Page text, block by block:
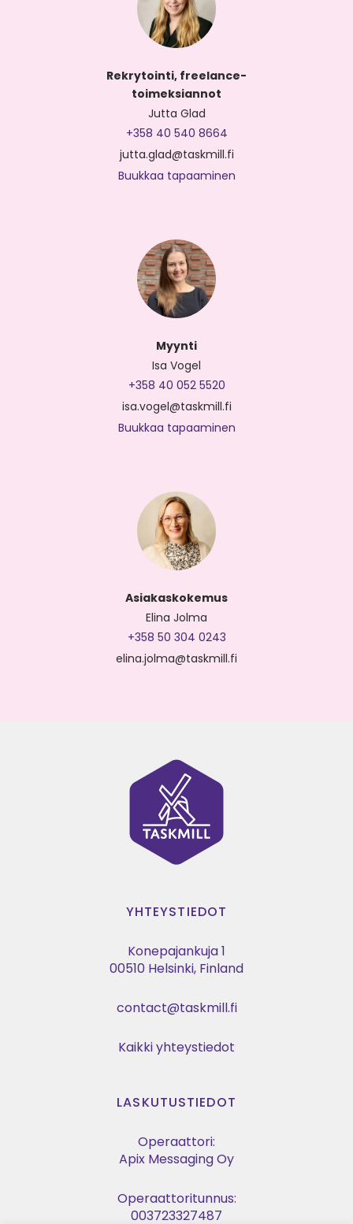
Rekrytointi, freelance-
toimeksiannot
Jutta Glad
+358 40 540 8664
jutta.glad@taskmill.fi
Buukkaa tapaaminen
Myynti
Isa Vogel
+358 40 052 5520
isa.vogel@taskmill.fi
Buukkaa tapaaminen
Asiakaskokemus
Elina Jolma
+358 50 304 0243
elina.jolma@taskmill.fi
YHTEYSTIEDOT
Konepajankuja 1
00510 Helsinki, Finland
contact@taskmill.fi
Kaikki yhteystiedot
LASKUTUSTIEDOT
Operaattori:
Apix Messaging Oy
Operaattoritunnus:
003723327487